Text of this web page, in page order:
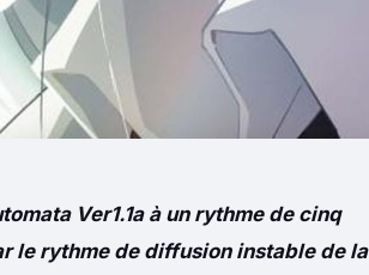
Ver1.1a à un rythme de cinq
le rythme de diffusion instable de la